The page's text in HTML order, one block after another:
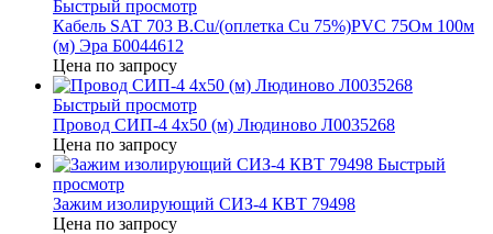
Быстрый просмотр
Кабель SAT 703 B.Cu/(оплетка Cu 75%)PVC 75Ом 100м
(м) Эра Б0044612
Цена по запросу
Быстрый просмотр
Провод СИП-4 4х50 (м) Людиново Л0035268
Цена по запросу
Быстрый
просмотр
Зажим изолирующий СИЗ-4 КВТ 79498
Цена по запросу